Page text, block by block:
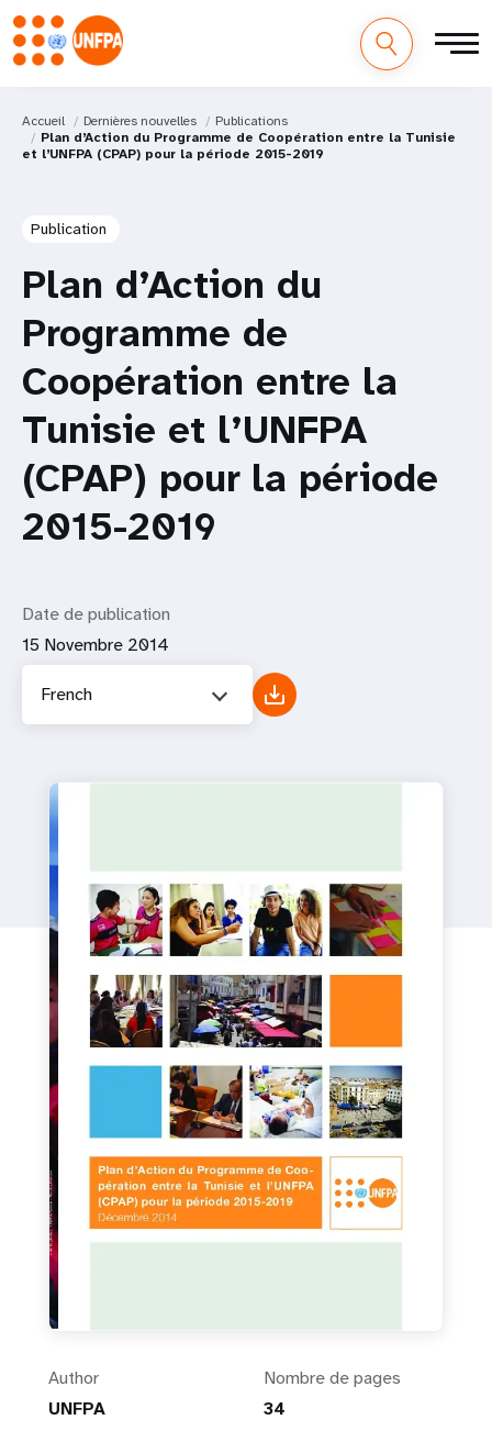
Accueil Dernières nouvelles
Publications
Plan d’Action du Programme de Coopération entre la Tunisie
et l’UNFPA (CPAP) pour la période 2015-2019
Author
UNFPA
Nombre de pages
34
Publication
Plan d’Action du
Programme de
Coopération entre la
Tunisie et l’UNFPA
(CPAP) pour la période
2015-2019
Date de publication
15 Novembre 2014
French